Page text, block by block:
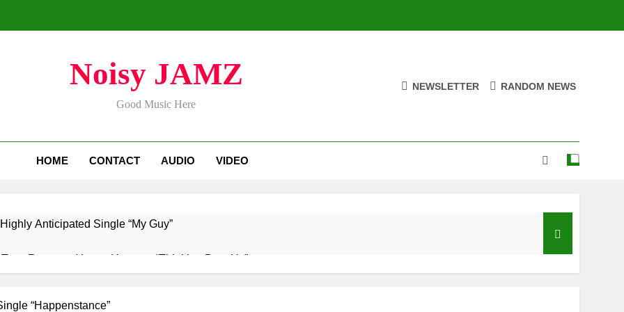
Noisy JAMZ
Good Music Here
NEWSLETTER RANDOM NEWS
HOME CONTACT AUDIO VIDEO
Anticipated Single “My Guy”
x Young Henny – “Thinking Bout Us”
“Happenstance”